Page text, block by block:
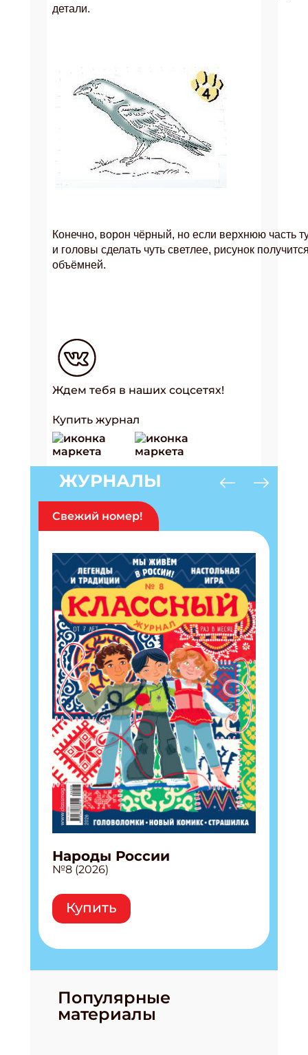
детали.
Конечно, ворон чёрный, но если верхнюю часть
и головы сделать чуть светлее, рисунок
объёмней.
Ждем тебя в наших соцсетях!
Купить журнал
ЖУРНАЛЫ
Свежий номер!
Народы России
№8 (2026)
Купить
Популярные
материалы